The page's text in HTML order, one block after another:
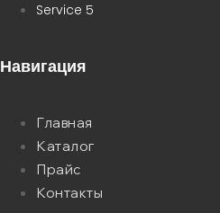
Service 5
Навигация
Главная
Каталог
Прайс
Контакты